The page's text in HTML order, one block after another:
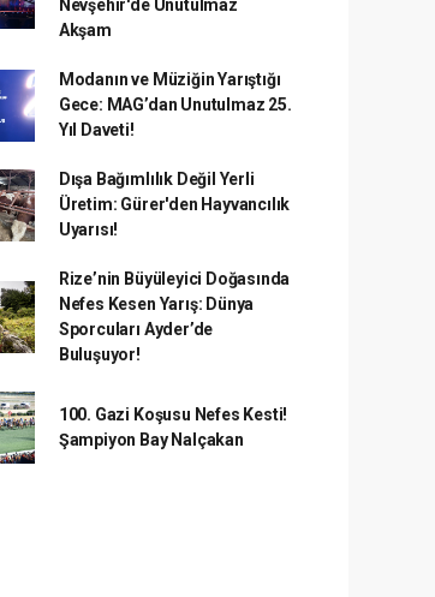
Nevşehir'de Unutulmaz
Akşam
Modanın ve Müziğin Yarıştığı
Gece: MAG’dan Unutulmaz 25.
Yıl Daveti!
Dışa Bağımlılık Değil Yerli
Üretim: Gürer'den Hayvancılık
Uyarısı!
Rize’nin Büyüleyici Doğasında
Nefes Kesen Yarış: Dünya
Sporcuları Ayder’de
Buluşuyor!
100. Gazi Koşusu Nefes Kesti!
Şampiyon Bay Nalçakan